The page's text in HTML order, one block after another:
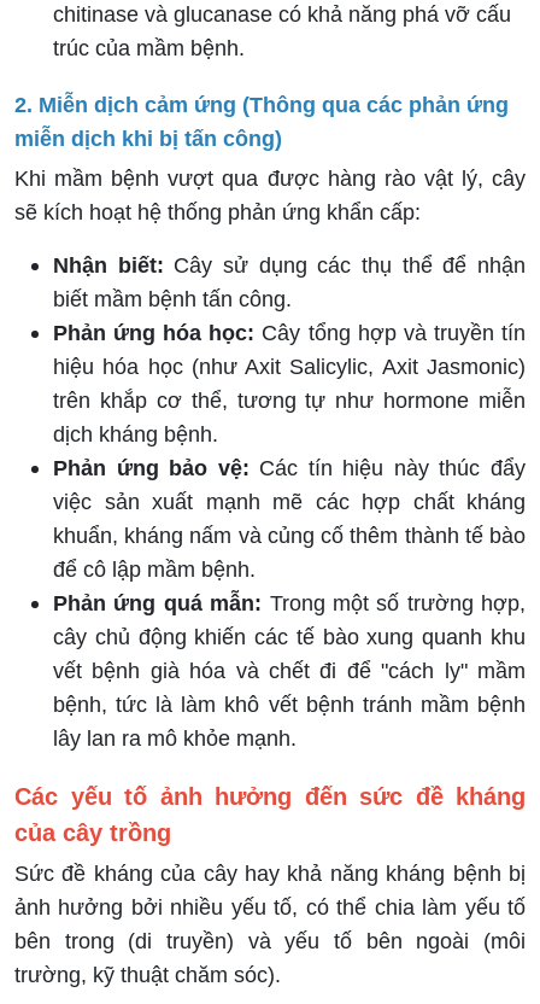
chitinase và glucanase có khả năng phá vỡ cấu
trúc của mầm bệnh.
2. Miễn dịch cảm ứng (Thông qua các phản ứng
miễn dịch khi bị tấn công)
Khi mầm bệnh vượt qua được hàng rào vật lý, cây
sẽ kích hoạt hệ thống phản ứng khẩn cấp:
Nhận biết: Cây sử dụng các thụ thể để nhận
biết mầm bệnh tấn công.
Phản ứng hóa học: Cây tổng hợp và truyền tín
hiệu hóa học (như Axit Salicylic, Axit Jasmonic)
trên khắp cơ thể, tương tự như hormone miễn
dịch kháng bệnh.
Phản ứng bảo vệ: Các tín hiệu này thúc đẩy
việc sản xuất mạnh mẽ các hợp chất kháng
khuẩn, kháng nấm và củng cố thêm thành tế bào
để cô lập mầm bệnh.
Phản ứng quá mẫn: Trong một số trường hợp,
cây chủ động khiến các tế bào xung quanh khu
vết bệnh già hóa và chết đi để "cách ly" mầm
bệnh, tức là làm khô vết bệnh tránh mầm bệnh
lây lan ra mô khỏe mạnh.
Các yếu tố ảnh hưởng đến sức đề kháng
của cây trồng
Sức đề kháng của cây hay khả năng kháng bệnh bị
ảnh hưởng bởi nhiều yếu tố, có thể chia làm yếu tố
bên trong (di truyền) và yếu tố bên ngoài (môi
trường, kỹ thuật chăm sóc).